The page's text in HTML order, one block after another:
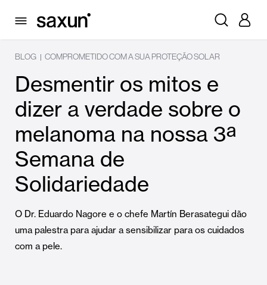
BLOG | COMPROMETIDO COM A SUA PROTEÇÃO SOLAR
Desmentir os mitos e
dizer a verdade sobre o
melanoma na nossa 3ª
Semana de
Solidariedade
O Dr. Eduardo Nagore e o chefe Martín Berasategui dão
uma palestra para ajudar a sensibilizar para os cuidados
com a pele.